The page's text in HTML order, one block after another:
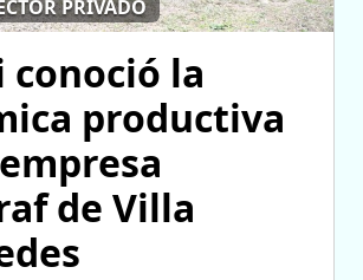
PRIVADO
conoció la
productiva
de Villa